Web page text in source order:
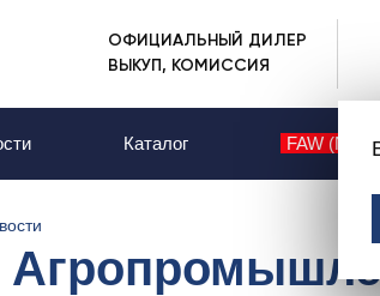
ОФИЦИАЛЬНЫЙ ДИЛЕР
ВЫКУП, КОМИССИЯ
Каталог FAW